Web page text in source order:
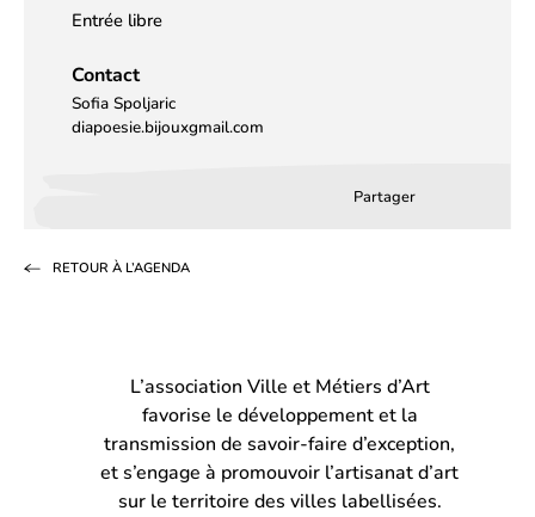
Entrée libre
Contact
Sofia Spoljaric
diapoesie.bijouxgmail.com
Partager
un
onglet)onglet)
RETOUR À L’AGENDA
L’association Ville et Métiers d’Art
favorise le développement et la
transmission de savoir-faire d’exception,
et s’engage à promouvoir l’artisanat d’art
sur le territoire des villes labellisées.